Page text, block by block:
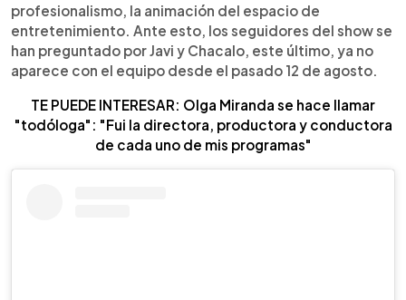
profesionalismo, la animación del espacio de
entretenimiento. Ante esto, los seguidores del show se
han preguntado por Javi y Chacalo, este último, ya no
aparece con el equipo desde el pasado 12 de agosto.
TE PUEDE INTERESAR: Olga Miranda se hace llamar
"todóloga": "Fui la directora, productora y conductora
de cada uno de mis programas"